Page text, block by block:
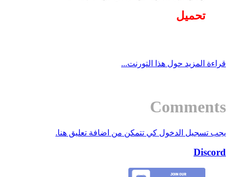
تحميل
قراءة المزيد حول هذا التورنت...
Comments
يجب تسجيل الدخول كي تتمكن من اضافة تعليق هنا.
Discord